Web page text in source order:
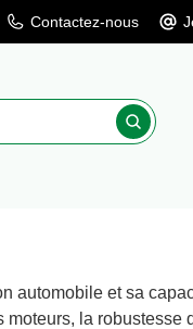
Contactez-nous
automobile et sa
la robustesse